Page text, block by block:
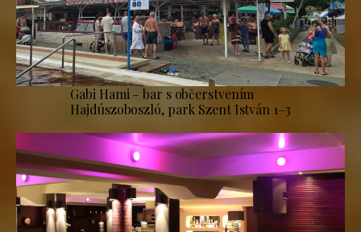
Gabi Hami – bar s občerstvením
Hajdúszoboszló, park Szent István 1–3